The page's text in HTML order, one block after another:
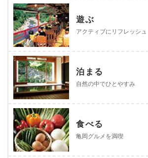
遊ぶ
アクティブにリフレッシュ
泊まる
自然の中でひとやすみ
食べる
亀岡グルメを満喫